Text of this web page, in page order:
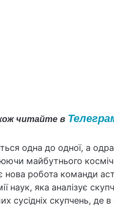
читайте в
одна до одної, а
майбутнього
нова робота команди
наук, яка аналізує
сусідніх скупчень, де в